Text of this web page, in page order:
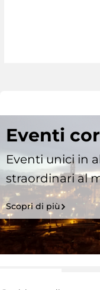
Eventi
Eventi unici in
straordinari al
Scopri di più